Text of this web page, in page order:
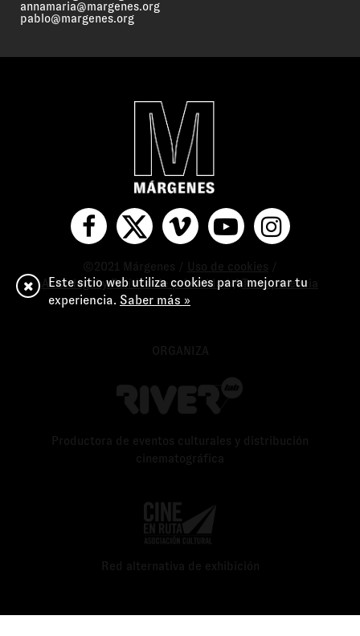
annamaria@margenes.org
pablo@margenes.org
©2021 Márgenes / Uso de cookies
Aviso legal y Política de privacidad/Transparencia
ORGANIZA
Productora de eventos culturales y distribución
cinematográfica
Red alternativa de exhibición
Este sitio web utiliza cookies para mejorar tu
experiencia. Saber más »